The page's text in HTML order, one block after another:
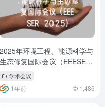
会议
2025年环境工程、能源科学与
生态修复国际会议（EEESER
2025）
学术会议
1年前 1,486